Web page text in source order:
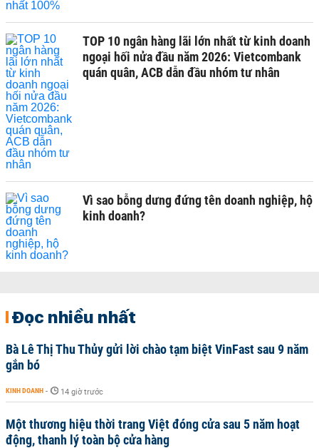
TOP 10 ngân hàng lãi lớn nhất từ kinh doanh
ngoại hối nửa đầu năm 2026: Vietcombank
quán quân, ACB dẫn đầu nhóm tư nhân
Vì sao bỗng dưng đứng tên doanh nghiệp, hộ
kinh doanh?
Đọc nhiều nhất
Bà Lê Thị Thu Thủy gửi lời chào tạm biệt VinFast sau 9 năm
gắn bó
KINH DOANH - 14 giờ trước
Một thương hiệu thời trang Việt đóng cửa sau 5 năm hoạt
động, thanh lý toàn bộ cửa hàng